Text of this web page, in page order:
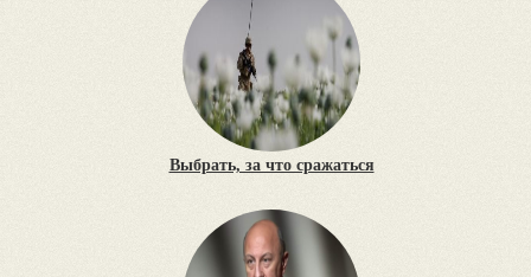
Выбрать, за что сражаться